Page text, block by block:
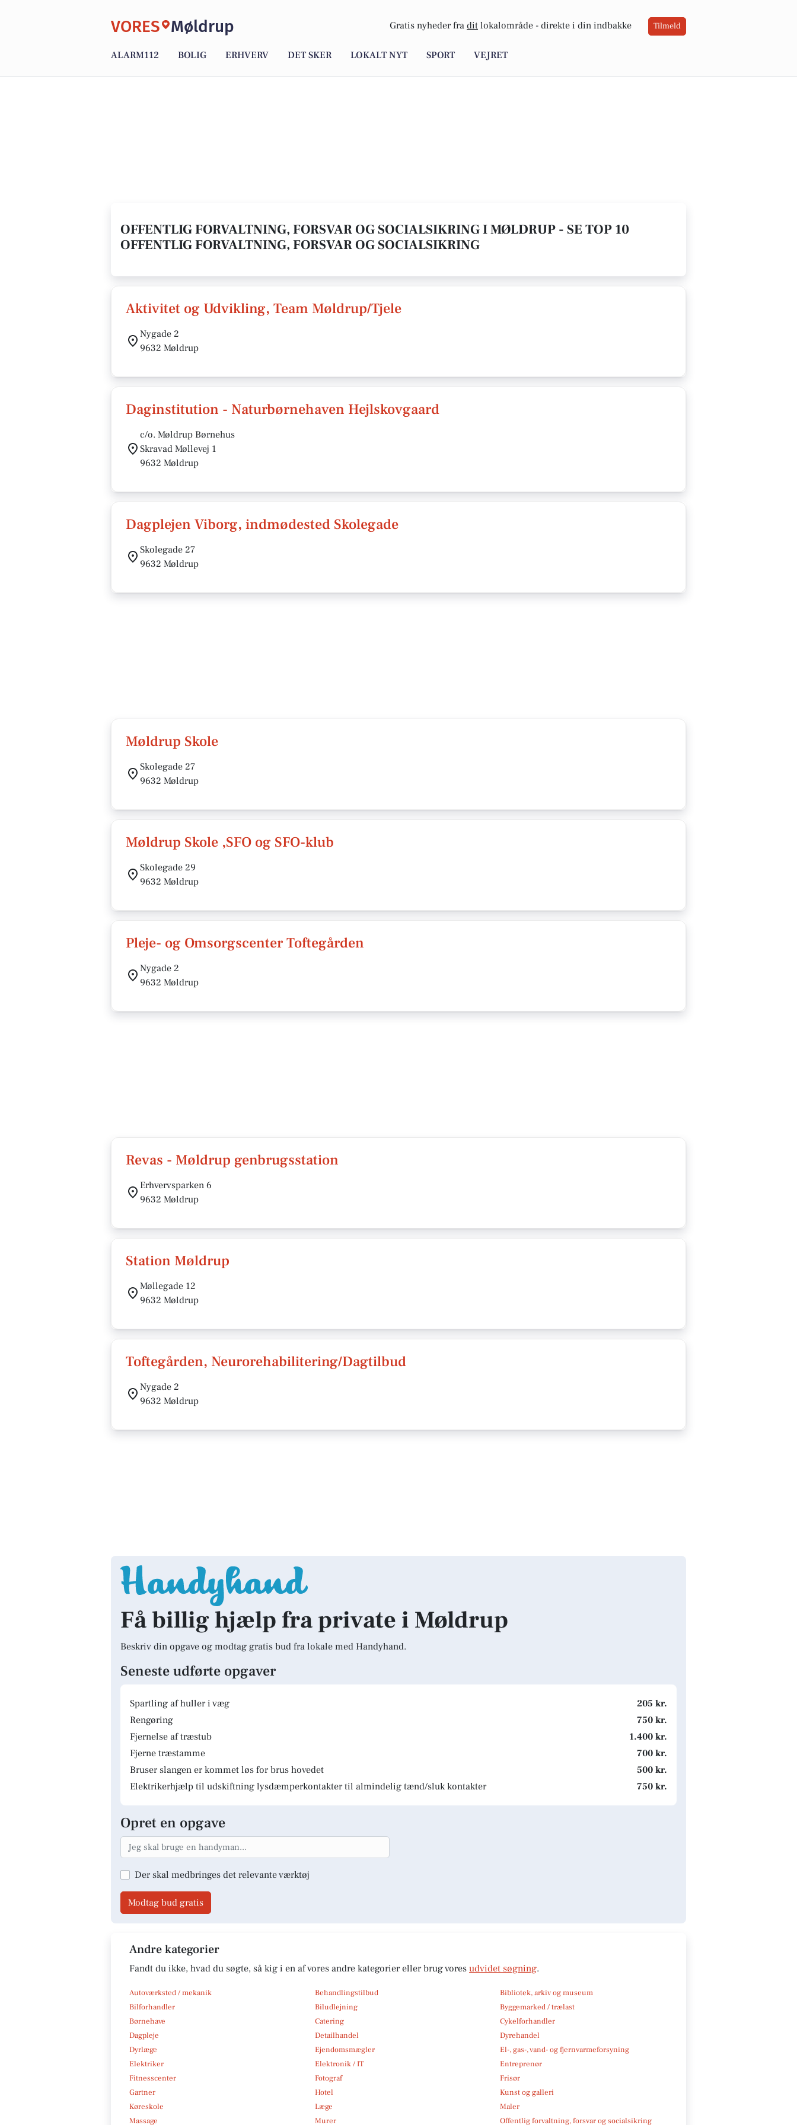
VORES Møldrup Gratis nyheder fra dit lokalområde - direkte i din indbakke Tilmeld
ALARM112 BOLIG ERHVERV DET SKER LOKALT NYT SPORT VEJRET
OFFENTLIG FORVALTNING, FORSVAR OG SOCIALSIKRING I MØLDRUP - SE TOP 10
OFFENTLIG FORVALTNING, FORSVAR OG SOCIALSIKRING
Aktivitet og Udvikling, Team Møldrup/Tjele
Nygade 2
9632 Møldrup
Daginstitution - Naturbørnehaven Hejlskovgaard
c/o. Møldrup Børnehus
Skravad Møllevej 1
9632 Møldrup
Dagplejen Viborg, indmødested Skolegade
Skolegade 27
9632 Møldrup
Møldrup Skole
Skolegade 27
9632 Møldrup
Møldrup Skole ,SFO og SFO-klub
Skolegade 29
9632 Møldrup
Pleje- og Omsorgscenter Toftegården
Nygade 2
9632 Møldrup
Revas - Møldrup genbrugsstation
Erhvervsparken 6
9632 Møldrup
Station Møldrup
Møllegade 12
9632 Møldrup
Toftegården, Neurorehabilitering/Dagtilbud
Nygade 2
9632 Møldrup
Få billig hjælp fra private i Møldrup
Beskriv din opgave og modtag gratis bud fra lokale med Handyhand.
Seneste udførte opgaver
Spartling af huller i væg
205 kr.
Rengøring
750 kr.
Fjernelse af træstub
1.400 kr.
Fjerne træstamme
700 kr.
Bruser slangen er kommet løs for brus hovedet
500 kr.
Elektrikerhjælp til udskiftning lysdæmperkontakter til almindelig tænd/sluk kontakter
750 kr.
Opret en opgave
Der skal medbringes det relevante værktøj
Modtag bud gratis
Andre kategorier
Fandt du ikke, hvad du søgte, så kig i en af vores andre kategorier eller brug vores udvidet søgning.
Autoværksted / mekanik Behandlingstilbud
Bibliotek, arkiv og museum
Bilforhandler
Biludlejning
Byggemarked / trælast
Børnehave
Catering
Cykelforhandler
Dagpleje
Detailhandel
Dyrehandel
Dyrlæge
Ejendomsmægler
El-, gas-, vand- og fjernvarmeforsyning
Elektriker
Elektronik / IT
Entreprenør
Fitnesscenter
Fotograf
Frisør
Gartner
Hotel
Kunst og galleri
Køreskole
Læge
Maler
Massage
Murer Offentlig forvaltning, forsvar og socialsikring